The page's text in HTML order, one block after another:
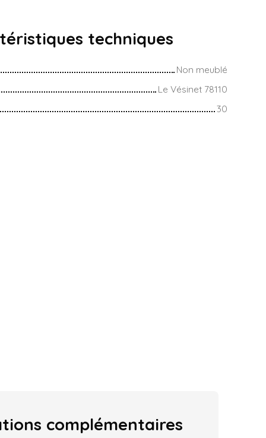
techniques
Non meublé
Le Vésinet 78110
30
complémentaires